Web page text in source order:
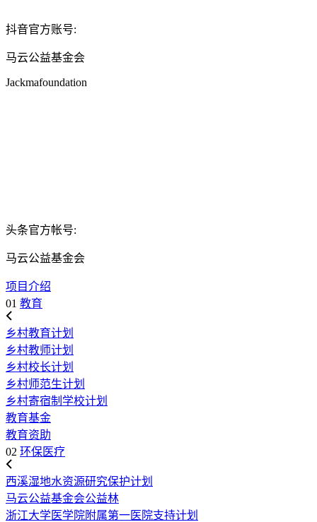
抖音官方账号:
马云公益基金会
Jackmafoundation
头条官方帐号:
马云公益基金会
项目介绍
01 教育
乡村教育计划
乡村教师计划
乡村校长计划
乡村师范生计划
乡村寄宿制学校计划
教育基金
教育资助
02 环保医疗
西溪湿地水资源研究保护计划
马云公益基金会公益林
浙江大学医学院附属第一医院支持计划